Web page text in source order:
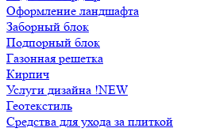
Оформление ландшафта
Заборный блок
Подпорный блок
Газонная решетка
Кирпич
Услуги дизайна !NEW
Геотекстиль
Средства для ухода за плиткой